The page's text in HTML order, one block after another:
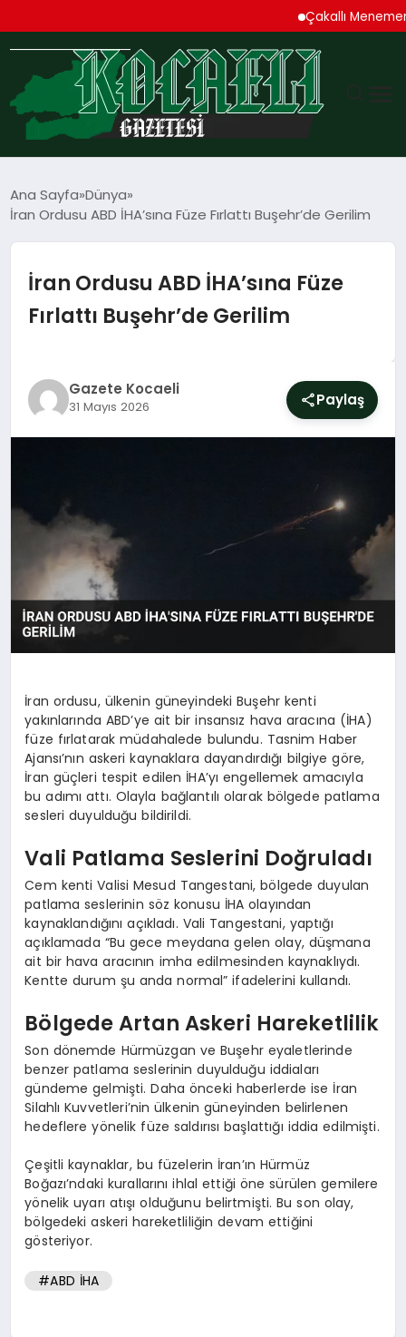
Çakallı Menemeni
EKONOMI
SPOR
SIYASET
DÜNYA
SAĞLIK
EĞITIM
Ana Sayfa Dünya
İran Ordusu ABD İHA’sına Füze Fırlattı Buşehr’de Gerilim
İran Ordusu ABD İHA’sına Füze
Fırlattı Buşehr’de Gerilim
Gazete Kocaeli
31 Mayıs 2026 Paylaş
İran ordusu, ülkenin güneyindeki Buşehr kenti
yakınlarında ABD’ye ait bir insansız hava aracına (İHA)
füze fırlatarak müdahalede bulundu. Tasnim Haber
Ajansı’nın askeri kaynaklara dayandırdığı bilgiye göre,
İran güçleri tespit edilen İHA’yı engellemek amacıyla
bu adımı attı. Olayla bağlantılı olarak bölgede patlama
sesleri duyulduğu bildirildi.
Vali Patlama Seslerini Doğruladı
Cem kenti Valisi Mesud Tangestani, bölgede duyulan
patlama seslerinin söz konusu İHA olayından
kaynaklandığını açıkladı. Vali Tangestani, yaptığı
açıklamada “Bu gece meydana gelen olay, düşmana
ait bir hava aracının imha edilmesinden kaynaklıydı.
Kentte durum şu anda normal” ifadelerini kullandı.
Bölgede Artan Askeri Hareketlilik
Son dönemde Hürmüzgan ve Buşehr eyaletlerinde
benzer patlama seslerinin duyulduğu iddiaları
gündeme gelmişti. Daha önceki haberlerde ise İran
Silahlı Kuvvetleri’nin ülkenin güneyinden belirlenen
hedeflere yönelik füze saldırısı başlattığı iddia edilmişti.
Çeşitli kaynaklar, bu füzelerin İran’ın Hürmüz
Boğazı’ndaki kurallarını ihlal ettiği öne sürülen gemilere
yönelik uyarı atışı olduğunu belirtmişti. Bu son olay,
bölgedeki askeri hareketliliğin devam ettiğini
gösteriyor.
#ABD İHA